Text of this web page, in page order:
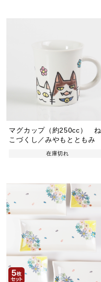
マグカップ（約250cc） ね
こづくし／みやもとともみ
在庫切れ